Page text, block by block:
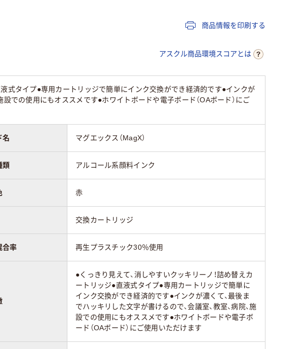
中綿式
65
商品情報を印刷する
アスクル商品環境スコアとは
式タイプ●専用カートリッジで簡単にインク交換ができ経済的です●インクが
設での使用にもオススメです●ホワイトボードや電子ボード（OAボード）にご
名 マグエックス（MagX）
類 アルコール系顔料インク
赤
交換カートリッジ
合率 再生プラスチック30％使用
●くっきり見えて、消しやすいクッキリーノ！詰め替えカ
ートリッジ●直液式タイプ●専用カートリッジで簡単に
インク交換ができ経済的です●インクが濃くて、最後ま
でハッキリした文字が書けるので、会議室、教室、病院、施
設での使用にもオススメです●ホワイトボードや電子ボ
ード（OAボード）にご使用いただけます